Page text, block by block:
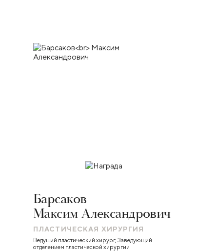
Барсаков
Максим Александрович
ПЛАСТИЧЕСКАЯ ХИРУРГИЯ
Ведущий пластический хирург, Заведующий
отделением пластической хирургии